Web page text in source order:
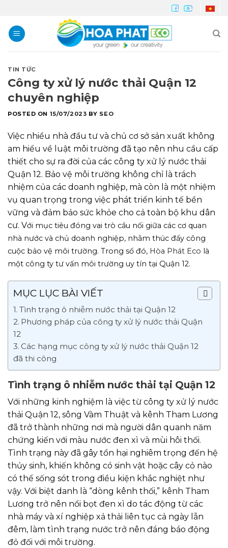
content
TIN TỨC
Công ty xử lý nước thải Quận 12
chuyên nghiệp
POSTED ON 15/07/2023 BY SEO
Việc nhiều nhà đầu tư và chủ cơ sở sản xuất không
am hiểu về luật môi trường đã tạo nên nhu cầu cấp
thiết cho sự ra đời của các công ty xử lý nước thải
Quận 12. Bảo vệ môi trường không chỉ là trách
nhiệm của các doanh nghiệp, mà còn là một nhiệm
vụ quan trọng trong việc phát triển kinh tế bền
vững và đảm bảo sức khỏe cho cả toàn bộ khu dân
cư. Với mục tiêu đóng vai trò cầu nối giữa các cơ quan
nhà nước và chủ doanh nghiệp, nhằm thúc đẩy công
cuộc bảo vệ môi trường. Trong số đó, Hòa Phát Eco là
một công ty tư vấn môi trường uy tín tại Quận 12.
MỤC LỤC BÀI VIẾT
Tình trạng ô nhiễm nước thải tại Quận 12
Phương pháp của công ty xử lý nước thải Quận
12
Các hạng mục công ty xử lý nước thải Quận 12
đã thi công
Tình trạng ô nhiễm nước thải tại Quận 12
Với những kinh nghiệm là việc từ công ty xử lý nước
thải Quận 12, sông Vàm Thuật và kênh Tham Lương
đã trở thành những nơi mà người dân quanh năm
chứng kiến với màu nước đen xì và mùi hôi thối.
Tình trạng này đã gây tổn hại nghiêm trọng đến hệ
thủy sinh, khiến không có sinh vật hoặc cây cỏ nào
có thể sống sót trong điều kiện khắc nghiệt như
vậy. Với biệt danh là “dòng kênh thối,” kênh Tham
Lương trở nên nổi bọt đen xì do tác động từ các
nhà máy và xí nghiệp xả thải liên tục cả ngày lẫn
đêm, làm tình trạng nước trở nên đáng báo động
đỏ đối với môi trường.